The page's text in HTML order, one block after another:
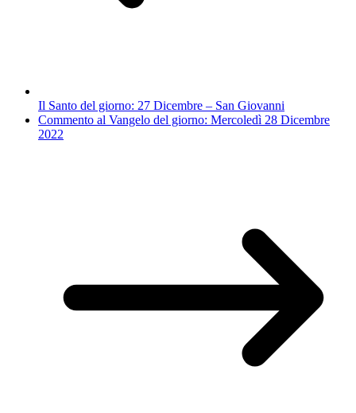
Il Santo del giorno: 27 Dicembre – San Giovanni
Commento al Vangelo del giorno: Mercoledì 28 Dicembre
2022